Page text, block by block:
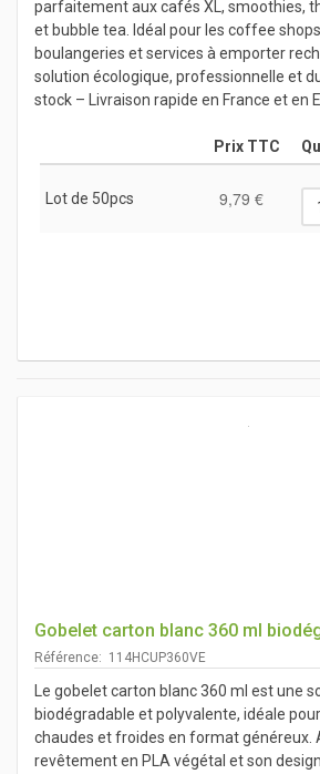
parfaitement aux cafés XL, smoothies,
et bubble tea. Idéal pour les coffee
boulangeries et services à emporter
solution écologique, professionnelle et
stock – Livraison rapide en France et en
Prix TTC
Lot de 50pcs 9,79 €
Gobelet carton blanc 360 ml
Référence: 114HCUP360VE
Le gobelet carton blanc 360 ml est une
biodégradable et polyvalente, idéale
chaudes et froides en format généreux.
revêtement en PLA végétal et son